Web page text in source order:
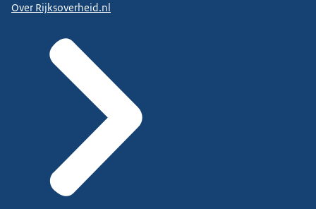
Over Rijksoverheid.nl